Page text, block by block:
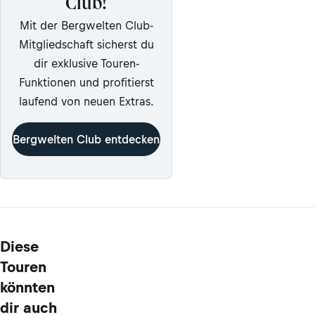
Club!
Mit der Bergwelten Club-
Mitgliedschaft sicherst du
dir exklusive Touren-
Funktionen und profitierst
laufend von neuen Extras.
Bergwelten Club entdecken
Diese
Touren
könnten
dir auch